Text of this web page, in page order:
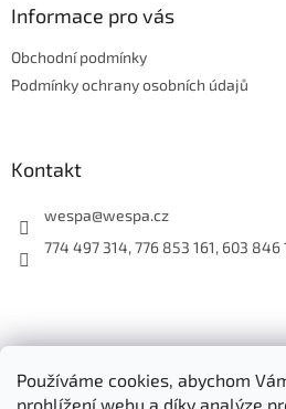
Používáme cookies, abychom
prohlížení webu a díky analýze
Informace pro vás
Obchodní podmínky
Podmínky ochrany osobních údajů
Kontakt
wespa@wespa.cz
774 497 314, 776 853 161, 603 846
E-shop společnosti